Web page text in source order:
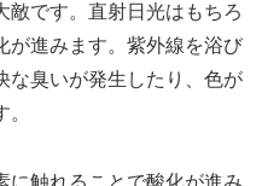
敵です。直射日光はもちろ
が進みます。紫外線を浴び
な臭いが発生したり、色が
に触れることで酸化が進み